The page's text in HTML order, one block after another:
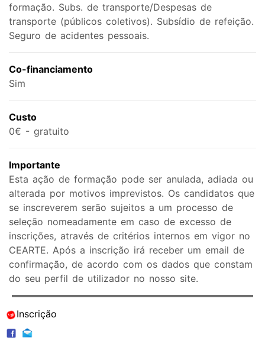
formação. Subs. de transporte/Despesas de
transporte (públicos coletivos). Subsídio de refeição.
Seguro de acidentes pessoais.
Co-financiamento
Sim
Custo
0€ - gratuito
Importante
Esta ação de formação pode ser anulada, adiada ou
alterada por motivos imprevistos. Os candidatos que
se inscreverem serão sujeitos a um processo de
seleção nomeadamente em caso de excesso de
inscrições, através de critérios internos em vigor no
CEARTE. Após a inscrição irá receber um email de
confirmação, de acordo com os dados que constam
do seu perfil de utilizador no nosso site.
Inscrição